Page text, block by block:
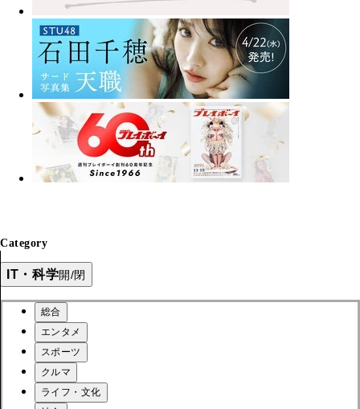
Category
IT・科学開/閉
総合
エンタメ
スポーツ
クルマ
ライフ・文化